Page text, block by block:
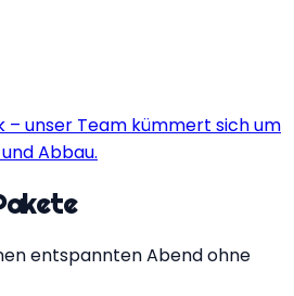
– unser Team kümmert sich um
Abbau.
entspannten Abend ohne